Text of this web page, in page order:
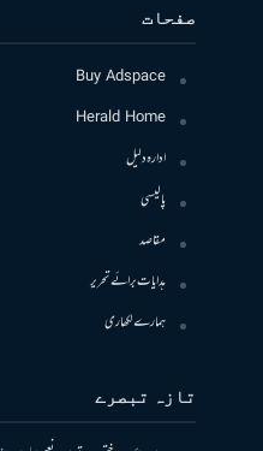
صفحات
Buy Adspace
Herald Home
ادارہ دلیل
پالیسی
مقاصد
ہدایات برائے تحریر
ہمارے لکھاری
تازہ تبصرے